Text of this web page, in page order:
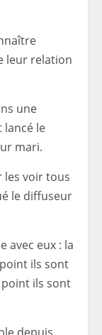
leur relation
une
lancé le
mari.
les voir tous
le diffuseur
avec eux : la
ils sont
point ils sont